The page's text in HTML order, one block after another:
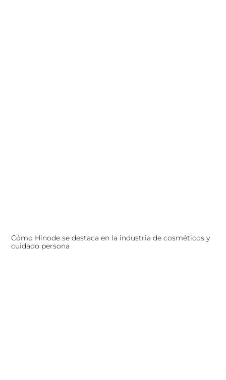
Cómo Hinode se destaca en la industria de cosméticos y
cuidado persona